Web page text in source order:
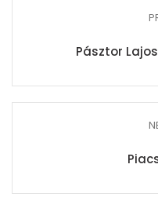
Pásztor